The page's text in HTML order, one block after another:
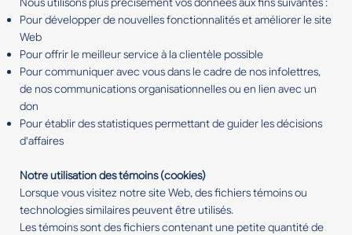
Pour développer de nouvelles fonctionnalités et améliorer le site
Web
Pour offrir le meilleur service à la clientèle possible
Pour communiquer avec vous dans le cadre de nos infolettres,
de nos communications organisationnelles ou en lien avec un
don
Pour établir des statistiques permettant de guider les décisions
d'affaires
Notre utilisation des témoins (cookies)
Lorsque vous visitez notre site Web, des fichiers témoins ou
technologies similaires peuvent être utilisés.
Les témoins sont des fichiers contenant une petite quantité de